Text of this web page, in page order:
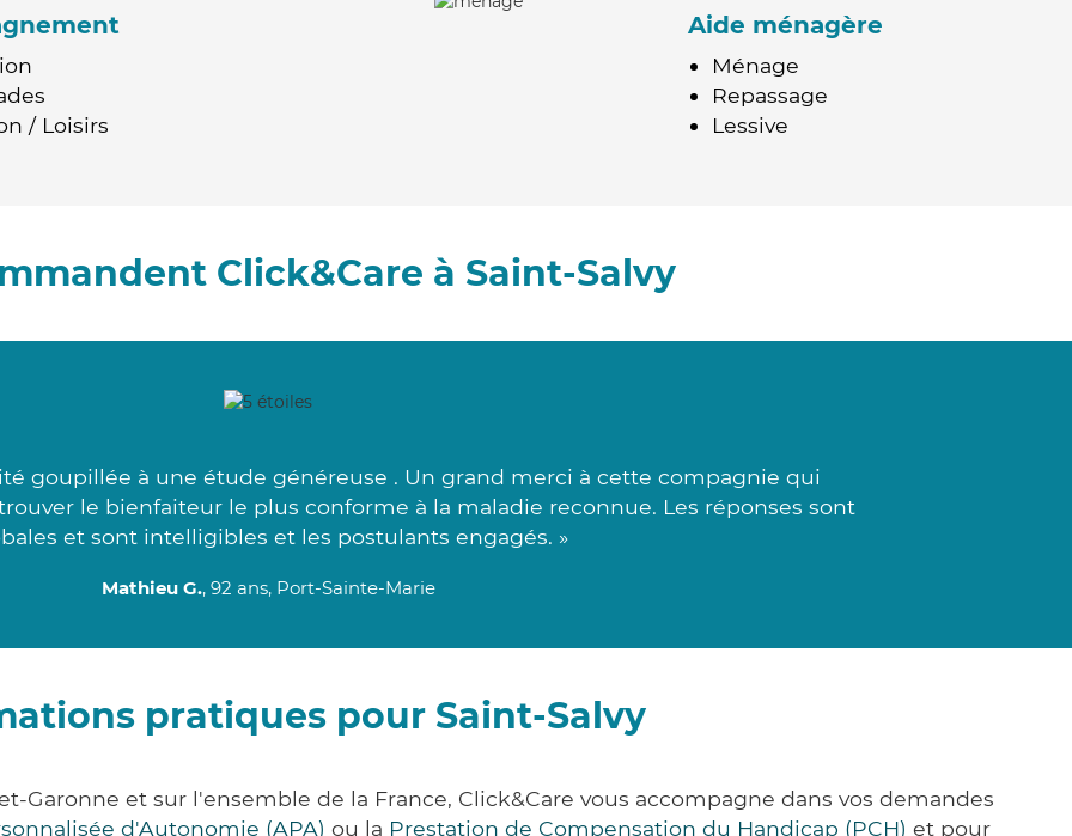
/ Loisirs
Aide ménagère
Ménage
Repassage
Lessive
Click&Care à Saint-Salvy
goupillée à une étude généreuse . Un grand merci à cette compagnie qui
le bienfaiteur le plus conforme à la maladie reconnue. Les réponses sont
et sont intelligibles et les postulants engagés. »
Mathieu G., 92 ans, Port-Sainte-Marie
pratiques pour Saint-Salvy
Garonne et sur l'ensemble de la France, Click&Care vous accompagne dans vos demandes
d'Autonomie (APA) ou la Prestation de Compensation du Handicap (PCH) et pour